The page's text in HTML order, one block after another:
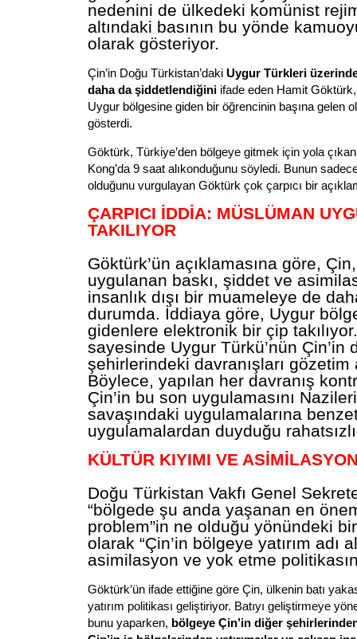
nedenini de ülkedeki komünist
altındaki basının bu yönde
olarak gösteriyor.
Çin’in Doğu Türkistan’daki Uygur Türkleri
daha da şiddetlendiğini ifade eden Hamit
Uygur bölgesine giden bir öğrencinin başına gelen
gösterdi.
Göktürk, Türkiye’den bölgeye gitmek için yola
Kong’da 9 saat alıkonduğunu söyledi. Bunun
olduğunu vurgulayan Göktürk çok çarpıcı bir
ÇARPICI İDDİA: MÜSLÜMAN
TAKILIYOR
Göktürk’ün açıklamasına göre,
uygulanan baskı, şiddet ve
insanlık dışı bir muameleye de
durumda. İddiaya göre, Uygur
gidenlere elektronik bir çip
sayesinde Uygur Türkü’nün Çin’in
şehirlerindeki davranışları gözetim
Böylece, yapılan her davranış
Çin’in bu son uygulamasını
savaşındaki uygulamalarına
uygulamalardan duyduğu
KÜLTÜR KIYIMI VE
Doğu Türkistan Vakfı Genel
“bölgede şu anda yaşanan en
problem”in ne olduğu yönündeki
olarak “Çin’in bölgeye yatırım adı
asimilasyon ve yok etme
Göktürk’ün ifade ettiğine göre Çin, ülkenin batı
yatırım politikası geliştiriyor. Batıyı geliştirmeye
bunu yaparken, bölgeye Çin’in diğer